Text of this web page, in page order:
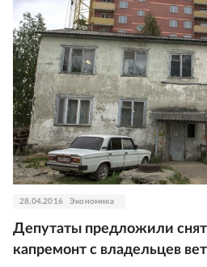
28.04.2016 Экономика
Депутаты предложили
капремонт с владельцев